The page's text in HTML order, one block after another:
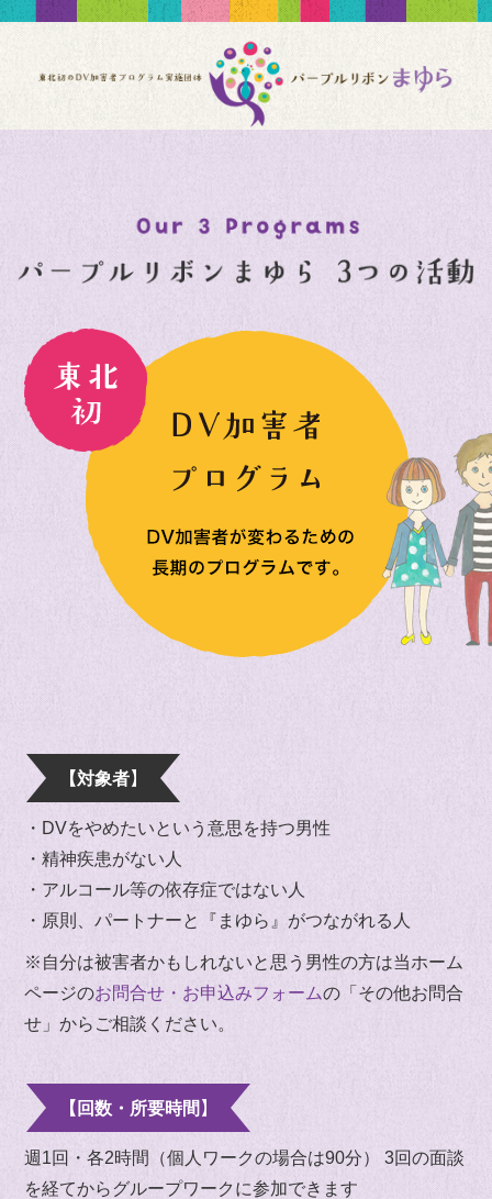
【対象者】
・DVをやめたいという意思を持つ男性
・精神疾患がない人
・アルコール等の依存症ではない人
・原則、パートナーと『まゆら』がつながれる人
※自分は被害者かもしれないと思う男性の方は当ホーム
ページのお問合せ・お申込みフォームの「 その他お問合
せ」からご相談ください。
【回数・所要時間】
週1回・各2時間（個人ワークの場合は90分） 3回の面談
を経てからグループワークに参加できます